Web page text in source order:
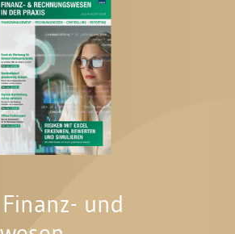
und